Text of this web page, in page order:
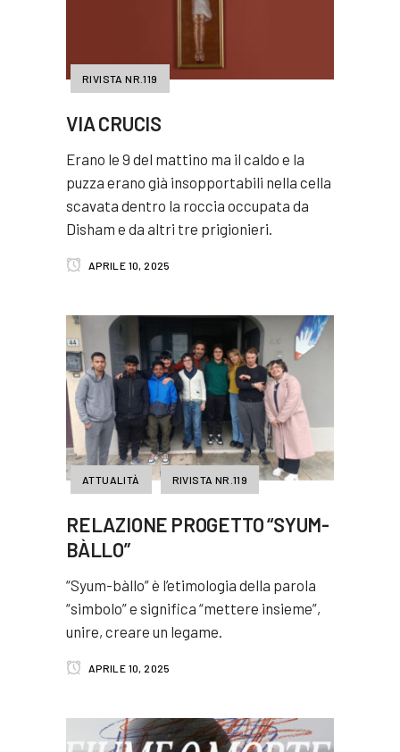
RIVISTA NR.119
VIA CRUCIS
Erano le 9 del mattino ma il caldo e la
puzza erano già insopportabili nella cella
scavata dentro la roccia occupata da
Disham e da altri tre prigionieri.
APRILE 10, 2025
ATTUALITÀ RIVISTA NR.119
RELAZIONE PROGETTO “SYUM-
BÀLLO”
“Syum-bàllo” è l’etimologia della parola
“simbolo” e significa “mettere insieme”,
unire, creare un legame.
APRILE 10, 2025